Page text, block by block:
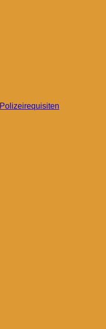
Polizeirequisiten